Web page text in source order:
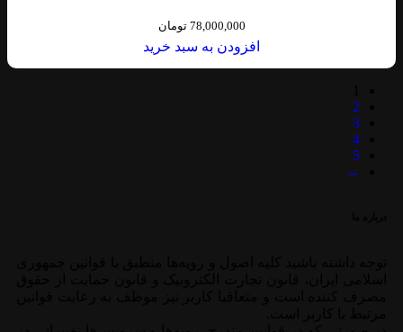
78,000,000 تومان
افزودن به سبد خرید
2
3
4
5
→